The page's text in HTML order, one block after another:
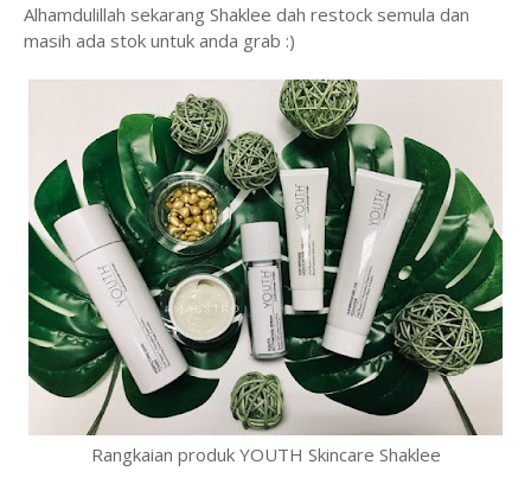
Alhamdulillah sekarang Shaklee dah restock semula dan
masih ada stok untuk anda grab :)
Rangkaian produk YOUTH Skincare Shaklee